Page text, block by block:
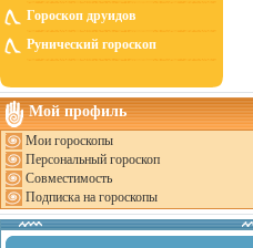
Гороскоп друидов
Рунический гороскоп
Мой профиль
Мои гороскопы
Персональный гороскоп
Совместимость
Подписка на гороскопы